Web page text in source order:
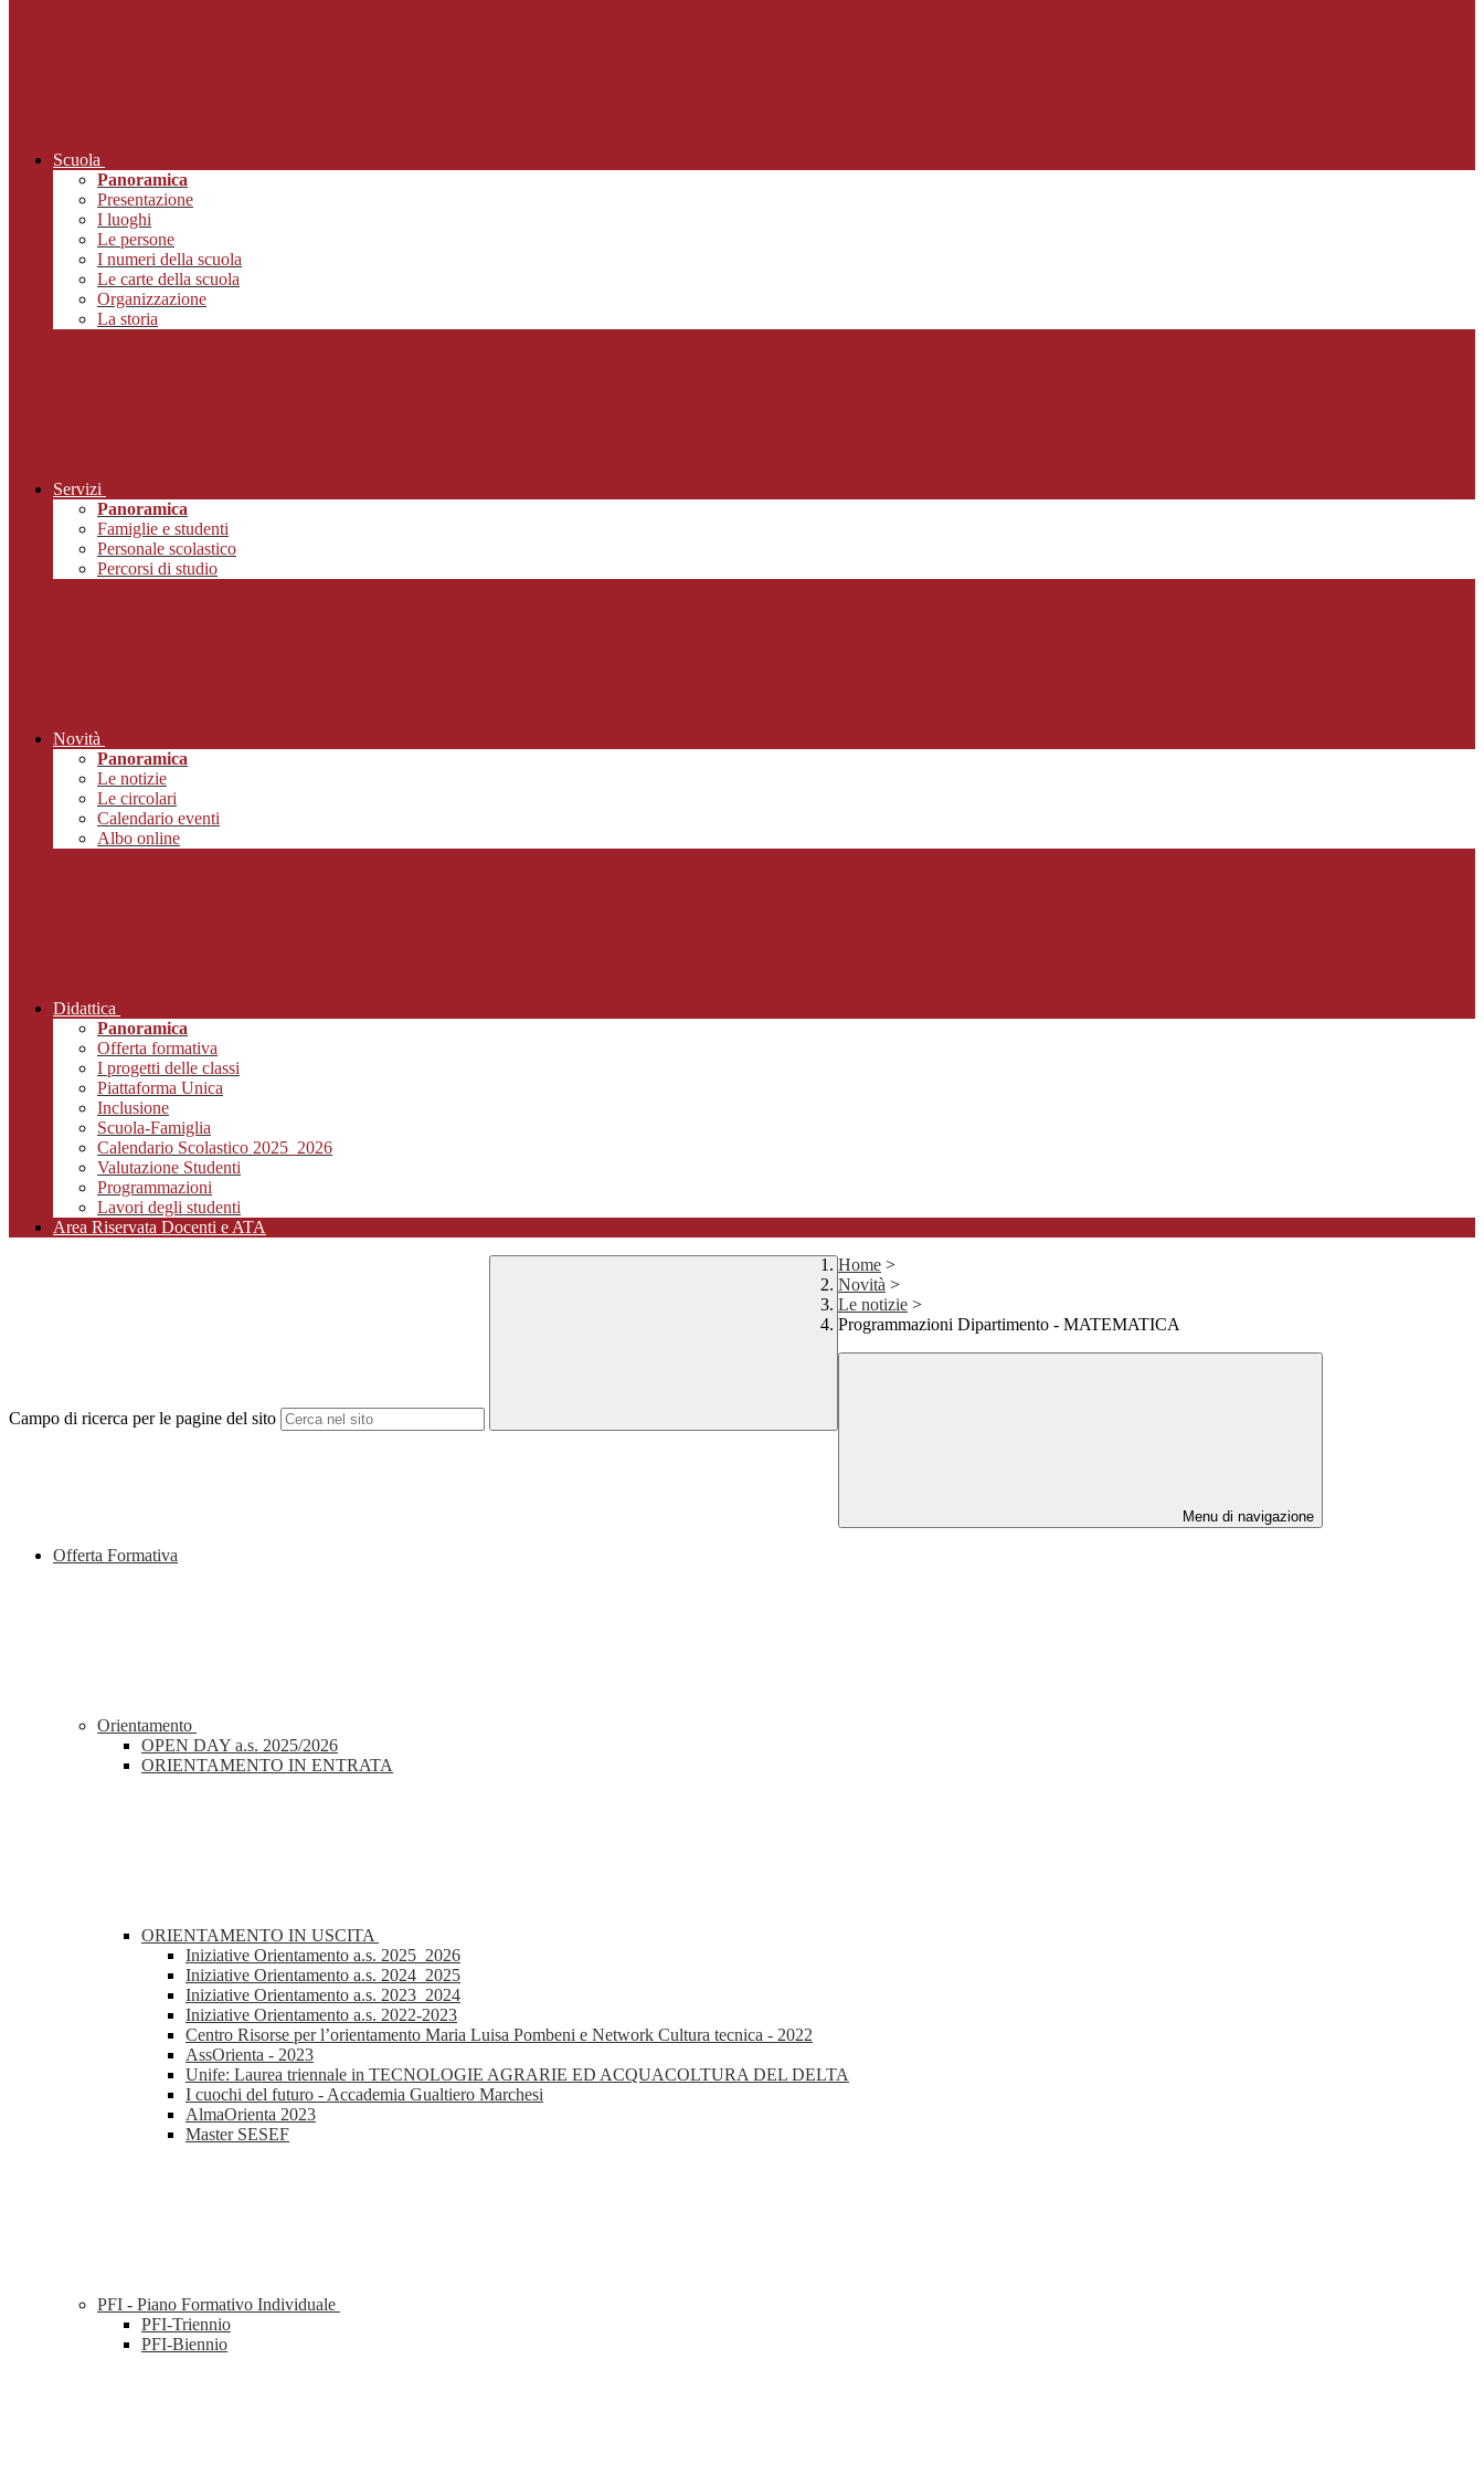
Scuola
Panoramica
Presentazione
I luoghi
Le persone
I numeri della scuola
Le carte della scuola
Organizzazione
La storia
Servizi
Panoramica
Famiglie e studenti
Personale scolastico
Percorsi di studio
Novità
Panoramica
Le notizie
Le circolari
Calendario eventi
Albo online
Didattica
Panoramica
Offerta formativa
I progetti delle classi
Piattaforma Unica
Inclusione
Scuola-Famiglia
Calendario Scolastico 2025_2026
Valutazione Studenti
Programmazioni
Lavori degli studenti
Area Riservata Docenti e ATA
Campo di ricerca per le pagine del sito
Home >
Novità >
Le notizie >
Programmazioni Dipartimento - MATEMATICA
Menu di navigazione
Offerta Formativa
Orientamento
OPEN DAY a.s. 2025/2026
ORIENTAMENTO IN ENTRATA
ORIENTAMENTO IN USCITA
Iniziative Orientamento a.s. 2025_2026
Iniziative Orientamento a.s. 2024_2025
Iniziative Orientamento a.s. 2023_2024
Iniziative Orientamento a.s. 2022-2023
Centro Risorse per l’orientamento Maria Luisa Pombeni e Network Cultura tecnica - 2022
AssOrienta - 2023
Unife: Laurea triennale in TECNOLOGIE AGRARIE ED ACQUACOLTURA DEL DELTA
I cuochi del futuro - Accademia Gualtiero Marchesi
AlmaOrienta 2023
Master SESEF
PFI - Piano Formativo Individuale
PFI-Triennio
PFI-Biennio